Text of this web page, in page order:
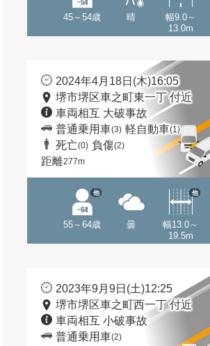
45～54歳 晴
幅9.0～
13.0m
2024年4月18日(木)16:05
堺市堺区車之町東一丁 付近
車両相互 大破事故
普通乗用車(3) 軽自動車(1)
死亡(0) 負傷(2)
距離277m
55～64歳
他
曇
幅13.0～
19.5m
他
2023年9月9日(土)12:25
堺市堺区車之町西一丁 付近
車両相互 小破事故
普通乗用車(2)